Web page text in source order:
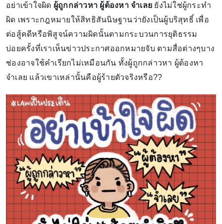
อย่าเข้าใจผิด ผู้ถูกกล่าวหา ผู้ต้องหา จำเลย ยังไม่ใช่ผู้กระทำ
ผิด เพราะกฎหมายให้สิทธิสันนิษฐานว่ายังเป็นผู้บริสุทธิ์ เพื่อ
ต่อสู้คดีหรือพิสูจน์ความผิดนั้นตามกระบวนการยุติธรรม
บ่อยครั้งที่เราเห็นข่าวประกาศออกหมายจับ ตามสื่อต่างๆบาง
ช่องอาจใช้คำเรียกไม่เหมือนกัน ทั้งผู้ถูกกล่าวหา ผู้ต้องหา
จำเลย แล้วเขาเหล่านั้นคือผู้ร้ายตัวจริงหรือ??